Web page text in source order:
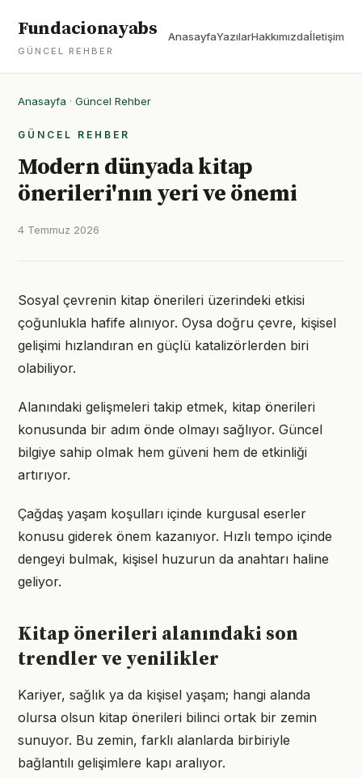
Fundacionayabs
GÜNCEL REHBER
AnasayfaYazılarHakkımızdaİletişim
Anasayfa · Güncel Rehber
GÜNCEL REHBER
Modern dünyada kitap
önerileri'nın yeri ve önemi
4 Temmuz 2026
Sosyal çevrenin kitap önerileri üzerindeki etkisi
çoğunlukla hafife alınıyor. Oysa doğru çevre, kişisel
gelişimi hızlandıran en güçlü katalizörlerden biri
olabiliyor.
Alanındaki gelişmeleri takip etmek, kitap önerileri
konusunda bir adım önde olmayı sağlıyor. Güncel
bilgiye sahip olmak hem güveni hem de etkinliği
artırıyor.
Çağdaş yaşam koşulları içinde kurgusal eserler
konusu giderek önem kazanıyor. Hızlı tempo içinde
dengeyi bulmak, kişisel huzurun da anahtarı haline
geliyor.
Kitap önerileri alanındaki son
trendler ve yenilikler
Kariyer, sağlık ya da kişisel yaşam; hangi alanda
olursa olsun kitap önerileri bilinci ortak bir zemin
sunuyor. Bu zemin, farklı alanlarda birbiriyle
bağlantılı gelişimlere kapı aralıyor.